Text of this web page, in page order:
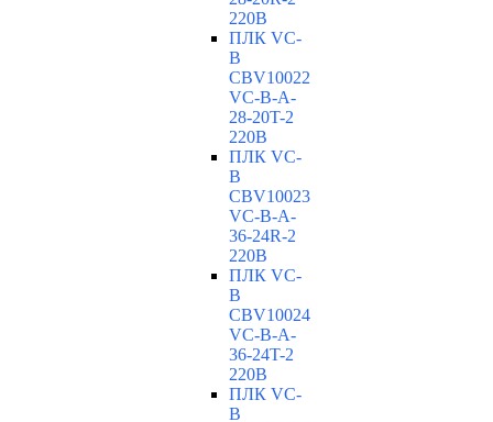
220В
ПЛК VC-
B
CBV10022
VC-В-A-
28-20T-2
220В
ПЛК VC-
B
CBV10023
VC-В-A-
36-24R-2
220В
ПЛК VC-
B
CBV10024
VC-В-A-
36-24T-2
220В
ПЛК VC-
B